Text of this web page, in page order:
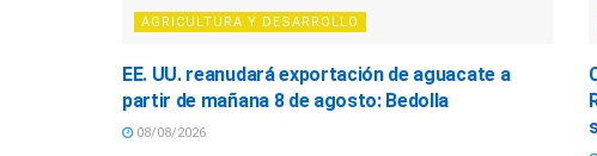
AGRICULTURA Y DESARROLLO
EE. UU. reanudará exportación de aguacate a
partir de mañana 8 de agosto: Bedolla
08/08/2026